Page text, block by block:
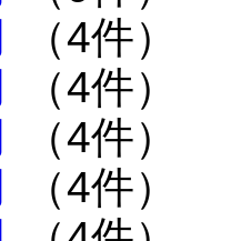
（4件）
（4件）
（4件）
（4件）